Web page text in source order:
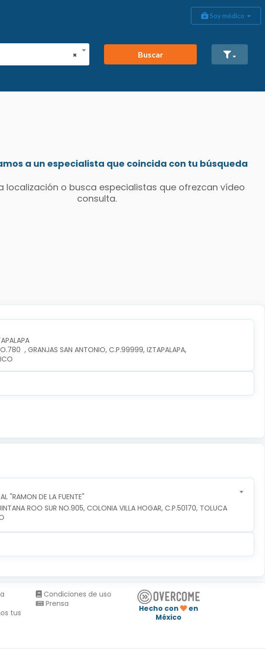
Soy médico
×
Buscar
a un especialista que coincida con tu búsqueda
localización o busca especialistas que ofrezcan vídeo
consulta.
, GRANJAS SAN ANTONIO, C.P.99999, IZTAPALAPA,
"RAMON DE LA FUENTE"
ROO SUR NO.905, COLONIA VILLA HOGAR, C.P.50170, TOLUCA
tus
Condiciones de uso
Prensa
Hecho con
en
México